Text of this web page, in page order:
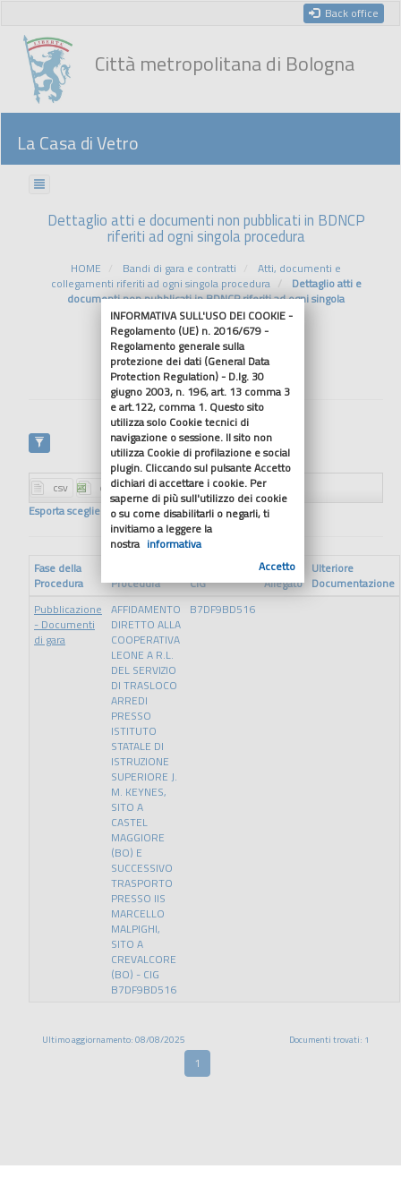
Back office
Città metropolitana di Bologna
La Casa di Vetro
Dettaglio atti e documenti non pubblicati in BDNCP
riferiti ad ogni singola procedura
HOME Bandi di gara e contratti
Atti, documenti e
collegamenti riferiti ad ogni singola procedura
Dettaglio atti e
documenti non pubblicati in BDNCP riferiti ad ogni singola
procedura
Riferimenti normativi
Esporta scegliendo il formato
Fase della
Procedura
Procedura CIG Allegato
Ulteriore
Documentazione
Pubblicazione
- Documenti
di gara
AFFIDAMENTO
DIRETTO ALLA
COOPERATIVA
LEONE A R.L.
DEL SERVIZIO
DI TRASLOCO
ARREDI
PRESSO
ISTITUTO
STATALE DI
ISTRUZIONE
SUPERIORE J.
M. KEYNES,
SITO A
CASTEL
MAGGIORE
(BO) E
SUCCESSIVO
TRASPORTO
PRESSO IIS
MARCELLO
MALPIGHI,
SITO A
CREVALCORE
(BO) - CIG
B7DF9BD516
B7DF9BD516
Ultimo aggiornamento: 08/08/2025 Documenti trovati: 1
1
INFORMATIVA SULL'USO DEI COOKIE -
Regolamento (UE) n. 2016/679 -
Regolamento generale sulla
protezione dei dati (General Data
Protection Regulation) - D.lg. 30
giugno 2003, n. 196, art. 13 comma 3
e art.122, comma 1. Questo sito
utilizza solo Cookie tecnici di
navigazione o sessione. Il sito non
utilizza Cookie di profilazione e social
plugin. Cliccando sul pulsante Accetto
dichiari di accettare i cookie. Per
saperne di più sull'utilizzo dei cookie
o su come disabilitarli o negarli, ti
invitiamo a leggere la
nostra informativa
Accetto